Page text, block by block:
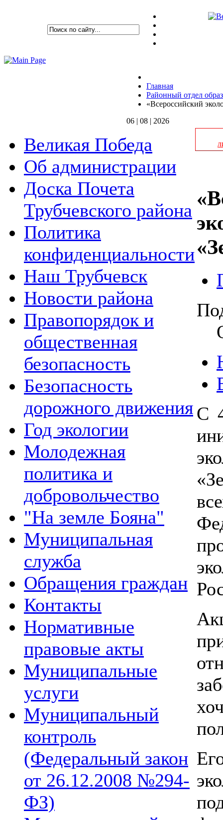
Главная
Районный отдел
«Всероссийский
06 | 08 | 2026
Великая Победа
Об администрации
Доска Почета
Трубчевского района
Политика
конфиденциальности
Наш Трубчевск
Новости района
Правопорядок и
общественная
безопасность
Безопасность
дорожного движения
Год экологии
Молодежная
политика и
добровольчество
"На земле Бояна"
Муниципальная
служба
Обращения граждан
Контакты
Нормативные
правовые акты
Муниципальные
услуги
Муниципальный
контроль
(Федеральный закон
от 26.12.2008 №294-
ФЗ)
С